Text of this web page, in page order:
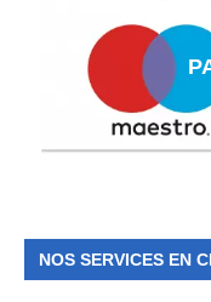
NOS SERVICES EN